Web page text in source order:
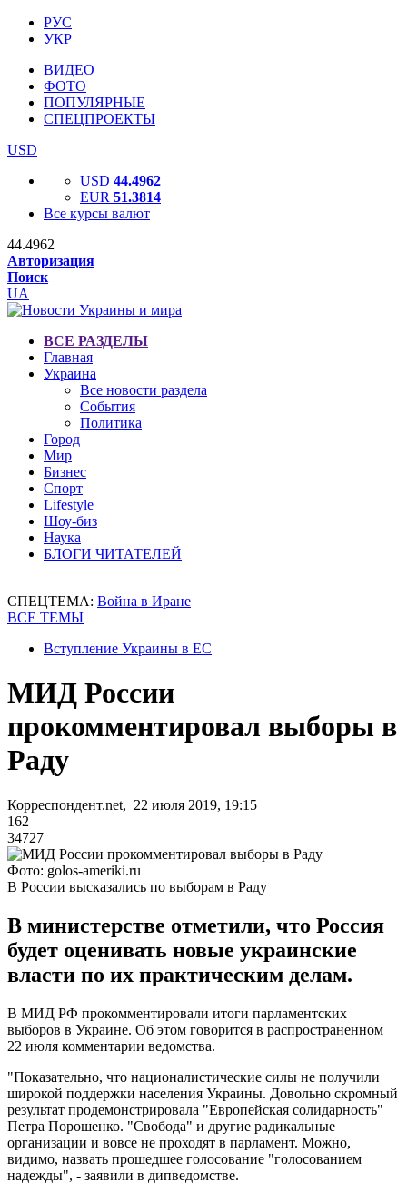
РУС
УКР
ВИДЕО
ФОТО
ПОПУЛЯРНЫЕ
СПЕЦПРОЕКТЫ
USD
USD 44.4962
EUR 51.3814
Все курсы валют
44.4962
Авторизация
Поиск
UA
ВСЕ РАЗДЕЛЫ
Главная
Украина
Все новости раздела
События
Политика
Город
Мир
Бизнес
Спорт
Lifestyle
Шоу-биз
Наука
БЛОГИ ЧИТАТЕЛЕЙ
СПЕЦТЕМА: Война в Иране
ВСЕ ТЕМЫ
Вступление Украины в ЕС
МИД России
прокомментировал выборы в
Раду
Корреспондент.net, 22 июля 2019, 19:15
162
34727
Фото: golos-ameriki.ru
В России высказались по выборам в Раду
В министерстве отметили, что Россия
будет оценивать новые украинские
власти по их практическим делам.
В МИД РФ прокомментировали итоги парламентских
выборов в Украине. Об этом говорится в распространенном
22 июля комментарии ведомства.
"Показательно, что националистические силы не получили
широкой поддержки населения Украины. Довольно скромный
результат продемонстрировала "Европейская солидарность"
Петра Порошенко. "Свобода" и другие радикальные
организации и вовсе не проходят в парламент. Можно,
видимо, назвать прошедшее голосование "голосованием
надежды", - заявили в дипведомстве.